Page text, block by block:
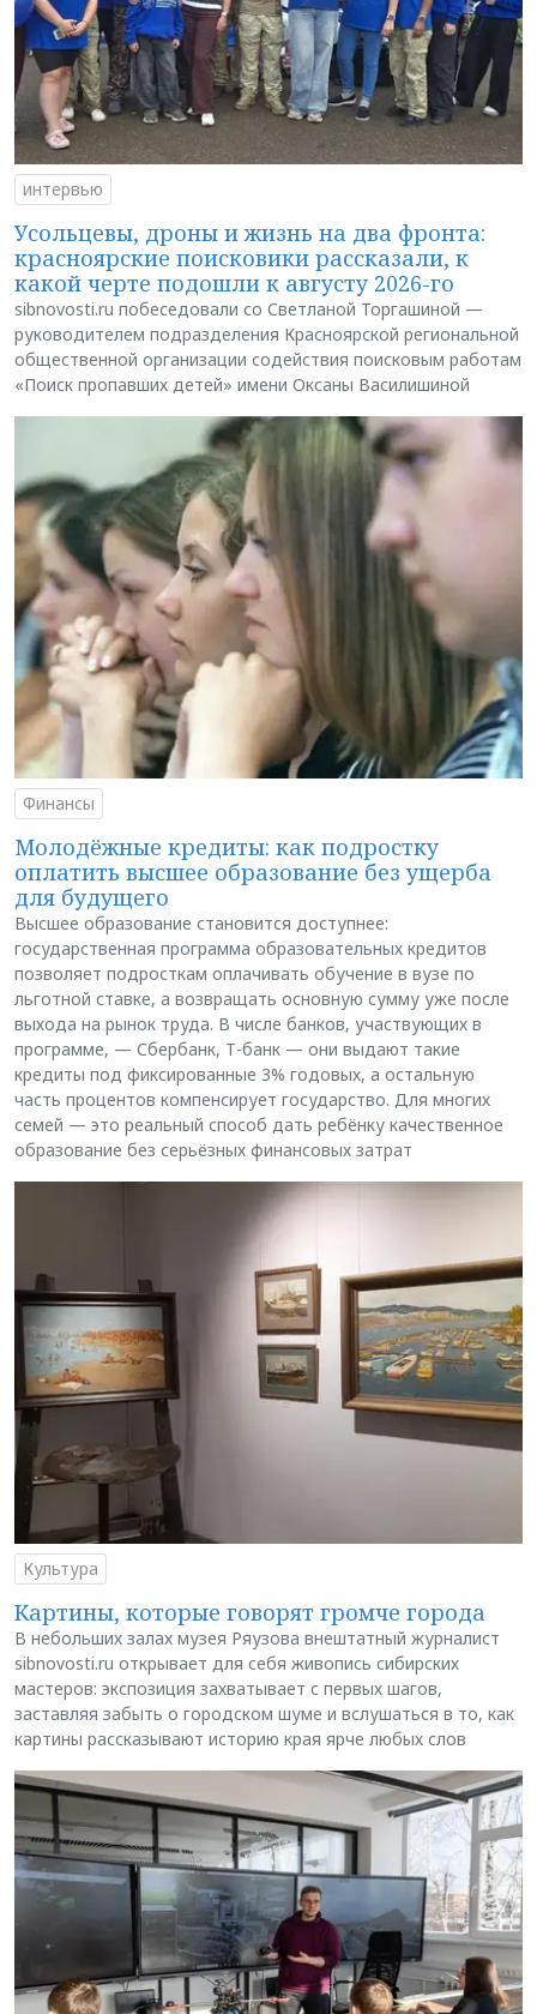
интервью
Усольцевы, дроны и жизнь на два фронта:
красноярские поисковики рассказали, к
какой черте подошли к августу 2026-го
sibnovosti.ru побеседовали со Светланой Торгашиной —
руководителем подразделения Красноярской региональной
общественной организации содействия поисковым работам
«Поиск пропавших детей» имени Оксаны Василишиной
Финансы
Молодёжные кредиты: как подростку
оплатить высшее образование без ущерба
для будущего
Высшее образование становится доступнее:
государственная программа образовательных кредитов
позволяет подросткам оплачивать обучение в вузе по
льготной ставке, а возвращать основную сумму уже после
выхода на рынок труда. В числе банков, участвующих в
программе, — Сбербанк, Т-банк — они выдают такие
кредиты под фиксированные 3% годовых, а остальную
часть процентов компенсирует государство. Для многих
семей — это реальный способ дать ребёнку качественное
образование без серьёзных финансовых затрат
Культура
Картины, которые говорят громче города
В небольших залах музея Ряузова внештатный журналист
sibnovosti.ru открывает для себя живопись сибирских
мастеров: экспозиция захватывает с первых шагов,
заставляя забыть о городском шуме и вслушаться в то, как
картины рассказывают историю края ярче любых слов